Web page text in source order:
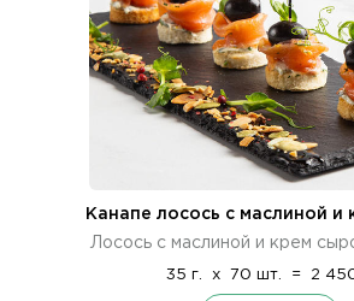
Канапе лосось с маслиной и
Лосось с маслиной и крем
35 г. x 70 шт. = 2